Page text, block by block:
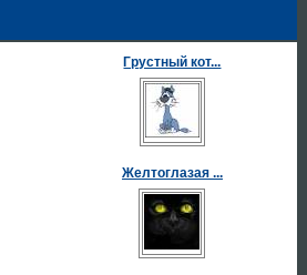
Грустный кот...
Желтоглазая ...